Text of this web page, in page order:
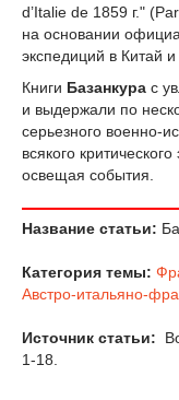
d’Italie de 1859 г."
на основании
экспедиций в Китай и
Книги Базанкура с
и выдержали по
серьезного военно-
всякого
освещая события.
Название статьи:
Категория темы:
Австро-итальяно-
Источник статьи:
1-18.